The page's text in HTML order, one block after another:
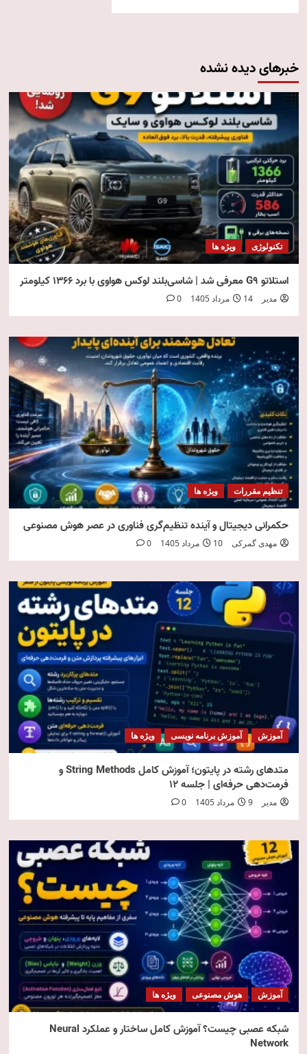
خبرهای دیده نشده
تکنولوژی ویژه ها
استلاتو G9 معرفی شد | شاسی‌بلند لوکس هواوی با برد ۱۳۶۶ کیلومتر
مدیر 14 مرداد 1405 0
تنظیم مقررات ویژه ها
حکمرانی دیجیتال و آینده تنظیم‌گری فناوری در عصر هوش مصنوعی
مهدی گمرکی 10 مرداد 1405 0
آموزش آموزش برنامه نویسی ویژه ها
متدهای رشته در پایتون؛ آموزش کامل String Methods و
فرمت‌دهی حرفه‌ای | جلسه ۱۲
مدیر 9 مرداد 1405 0
آموزش هوش مصنوعی ویژه ها
شبکه عصبی چیست؟ آموزش کامل ساختار و عملکرد Neural
Network